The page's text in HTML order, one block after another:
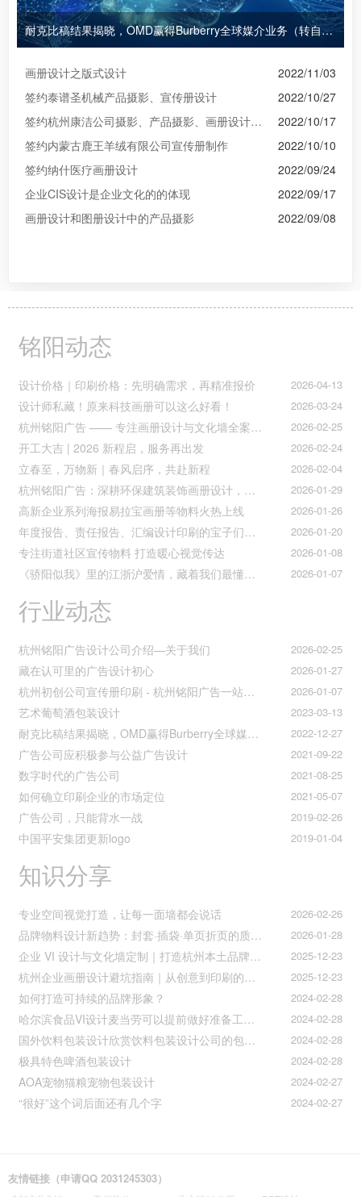
耐克比稿结果揭晓，OMD赢得Burberry全球媒介业务（转自广告狂人日报）
2022/11/03
画册设计之版式设计
2022/10/27
签约泰谱圣机械产品摄影、宣传册设计
2022/10/17
签约杭州康洁公司摄影、产品摄影、画册设计制作
2022/10/10
签约内蒙古鹿王羊绒有限公司宣传册制作
2022/09/24
签约纳什医疗画册设计
2022/09/17
企业CIS设计是企业文化的的体现
2022/09/08
画册设计和图册设计中的产品摄影
铭阳动态
2026-04-13
设计价格｜印刷价格：先明确需求，再精准报价
2026-03-24
设计师私藏！原来科技画册可以这么好看！
2026-02-25
杭州铭阳广告 —— 专注画册设计与文化墙全案落地
2026-02-24
开工大吉 | 2026 新程启，服务再出发
2026-02-04
立春至，万物新｜春风启序，共赴新程
2026-01-29
杭州铭阳广告：深耕环保建筑装饰画册设计，赋能空间美学与可持续发展
2026-01-26
高新企业系列海报易拉宝画册等物料火热上线
2026-01-20
年度报告、责任报告、汇编设计印刷的宝子们集合！
2026-01-08
专注街道社区宣传物料 打造暖心视觉传达
2026-01-07
《骄阳似我》里的江浙沪爱情，藏着我们最懂的温柔与默契
行业动态
2026-02-25
杭州铭阳广告设计公司介绍—关于我们
2026-01-27
藏在认可里的广告设计初心
2026-01-07
杭州初创公司宣传册印刷 - 杭州铭阳广告一站式解决方案
2023-03-13
艺术葡萄酒包装设计
2022-12-27
耐克比稿结果揭晓，OMD赢得Burberry全球媒介业务（转自广告狂人日报）
2021-09-22
广告公司应积极参与公益广告设计
2021-08-25
数字时代的广告公司
2021-05-07
如何确立印刷企业的市场定位
2019-02-26
广告公司，只能背水一战
2019-01-04
中国平安集团更新logo
知识分享
2026-02-26
专业空间视觉打造，让每一面墙都会说话
2026-01-28
品牌物料设计新趋势：封套·插袋·单页折页的质感升级之道
2025-12-23
企业 VI 设计与文化墙定制｜打造杭州本土品牌专属视觉符号
2025-12-23
杭州企业画册设计避坑指南｜从创意到印刷的全流程把控
2024-02-28
如何打造可持续的品牌形象？
2024-02-28
哈尔滨食品VI设计麦当劳可以提前做好准备工作促进挪动购买
2024-02-28
国外饮料包装设计欣赏饮料包装设计公司的包装设计
2024-02-28
极具特色啤酒包装设计
2024-02-27
AOA宠物猫粮宠物包装设计
2024-02-27
“很好”这个词后面还有几个字
友情链接（申请QQ 2031245303）